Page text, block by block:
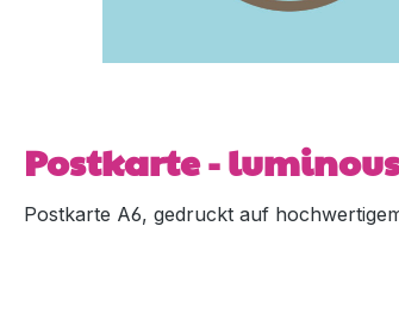
Postkarte -
Postkarte A6, gedruckt auf